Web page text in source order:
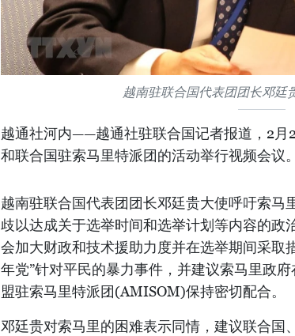
越南驻联合国代表团团长邓廷
越通社河内——越通社驻联合国记者报道，2月
和联合国驻索马里特派团的活动举行视频会议。
越南驻联合国代表团团长邓廷贵大使呼吁索马
歧以达成关于选举时间和选举计划等内容的政
会加大财政和技术援助力度并在选举期间采取
年党”针对平民的暴力事件，并建议索马里政
盟驻索马里特派团(AMISOM)保持密切配合。
邓廷贵对索马里的困难表示同情，建议联合国